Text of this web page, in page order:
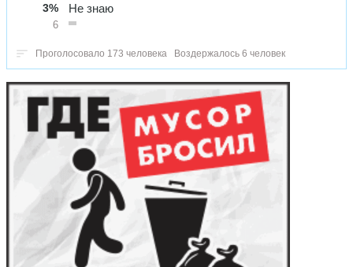
3%
6
Не знаю
Проголосовало 173 человека Воздержалось 6 человек